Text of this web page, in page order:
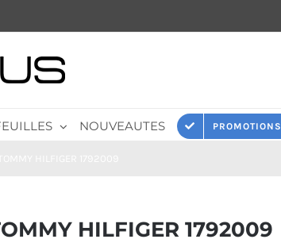
NOUVEAUTES PROMOTIONS
HILFIGER 1792009